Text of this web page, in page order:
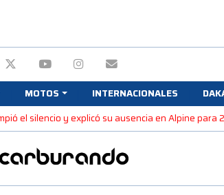
MOTOS INTERNACIONALES
el silencio y explicó su ausencia en Alpine para